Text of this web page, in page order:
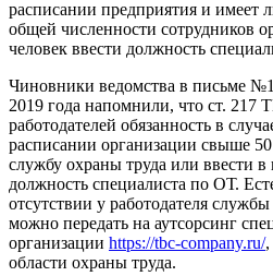
расписании предприятия и имеет
общей численности сотрудников
человек ввести должность
Чиновники ведомства в письме
2019 года напомнили, что ст. 217
работодателей обязанность в
расписании организации свыше 50
службу охраны труда или ввести в
должность специалиста по ОТ.
отсутствии у работодателя
можно передать на аутсорсинг
организации https://tbc-company.ru/,
области охраны труда.